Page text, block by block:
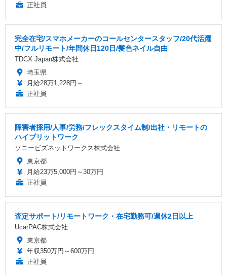
正社員
完全在宅/スマホメーカーのコールセンタースタッフ/20代活躍
中/フルリモート/年間休日120日/髪色ネイル自由
TDCX Japan株式会社
埼玉県
月給28万1,228円～
正社員
障害者採用/人事/労務/フレックスタイム制/出社・リモートの
ハイブリットワーク
ソニービズネットワークス株式会社
東京都
月給23万5,000円～30万円
正社員
査定サポート/リモートワーク・在宅勤務可/週休2日以上
UcarPAC株式会社
東京都
年収350万円～600万円
正社員